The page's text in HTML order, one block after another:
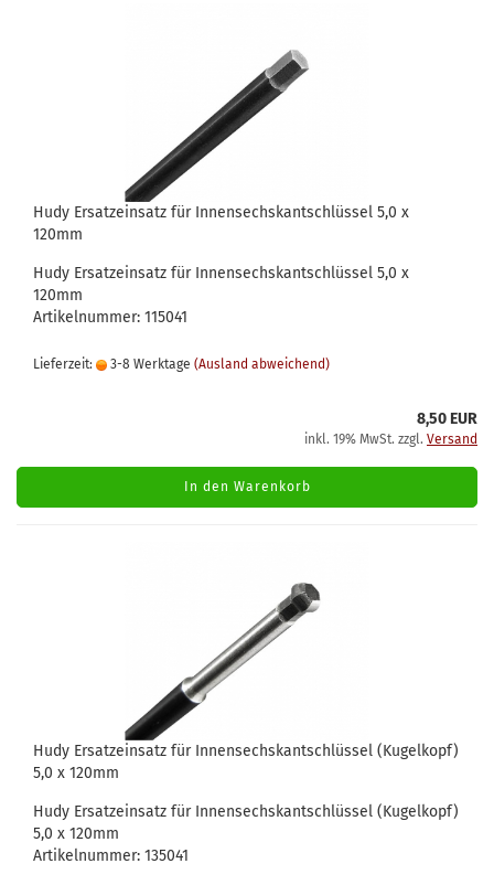
Hudy Ersatzeinsatz für Innensechskantschlüssel 5,0 x
120mm
Hudy Ersatzeinsatz für Innensechskantschlüssel 5,0 x
120mm
Artikelnummer: 115041
Lieferzeit: 3-8 Werktage (Ausland abweichend)
8,50 EUR
inkl. 19% MwSt. zzgl. Versand
In den Warenkorb
Hudy Ersatzeinsatz für Innensechskantschlüssel (Kugelkopf)
5,0 x 120mm
Hudy Ersatzeinsatz für Innensechskantschlüssel (Kugelkopf)
5,0 x 120mm
Artikelnummer: 135041